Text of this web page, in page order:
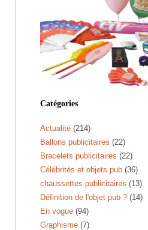
Catégories
Actualité (214)
Ballons publicitaires (22)
Bracelets publicitaires (22)
Célébrités et objets pub (36)
chaussettes publicitaires (13)
Définition de l'objet pub ? (14)
En vogue (94)
Graphisme (7)